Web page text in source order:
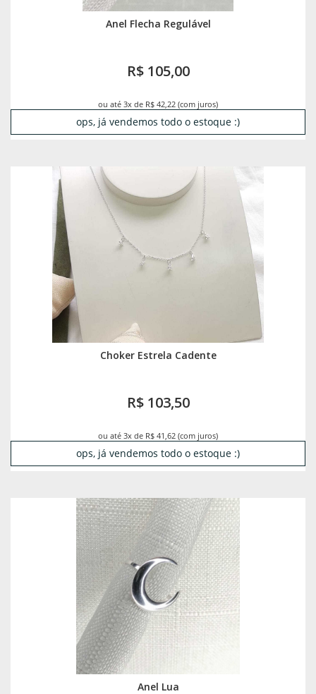
Anel Flecha Regulável
R$ 105,00
ou até 3x de R$ 42,22 (com juros)
ops, já vendemos todo o estoque :)
Choker Estrela Cadente
R$ 103,50
ou até 3x de R$ 41,62 (com juros)
ops, já vendemos todo o estoque :)
Anel Lua